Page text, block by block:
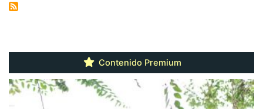
Contenido Premium